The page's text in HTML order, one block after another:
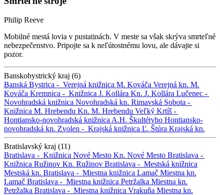
Philip Reeve
Mobilné mestá lovia v pustatinách. V meste sa však skrýva smrteľné
nebezpečenstvo. Pripojte sa k neľútostnému lovu, ale dávajte si
pozor.
Banskobystrický kraj (6)
Banská Bystrica - Verejná knižnica M. Kováča Verejná kn. M.
Kováča Kremnica - Knižnica J. Kollára Kn. J. Kollára Lučenec -
Novohradská knižnica Novohradská kn. Rimavská Sobota -
Knižnica M. Hrebendu Kn. M. Hrebendu Veľký Krtíš -
Hontiansko-novohradská knižnica A.H. Škultétyho Hontiansko-
novohradská kn. Zvolen - Krajská knižnica Ľ. Štúra Krajská kn.
Bratislavský kraj (11)
Bratislava - Knižnica Nové Mesto Kn. Nové Mesto Bratislava -
Knižnica Ružinov Kn. Ružinov Bratislava - Mestská knižnica
Mestská kn. Bratislava - Miestna knižnica Lamač Miestna kn.
Lamač Bratislava - Miestna knižnica Petržalka Miestna kn.
Petržalka Bratislava - Miestna knižnica Vrakuňa Miestna kn.